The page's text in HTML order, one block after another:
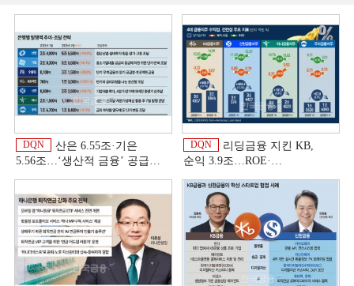
DQN
산은 6.55조·기은
5.56조…‘생산적 금융ʼ 공급
DQN
리딩금융 지킨 KB,
순익 3.9조…ROE·
상반기 금융 리그테이블]